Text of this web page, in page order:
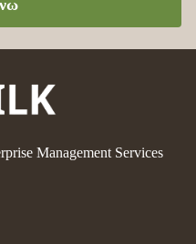
Management Services